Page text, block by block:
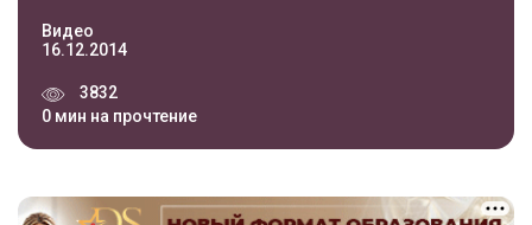
Видео
16.12.2014
3832
0 мин на прочтение